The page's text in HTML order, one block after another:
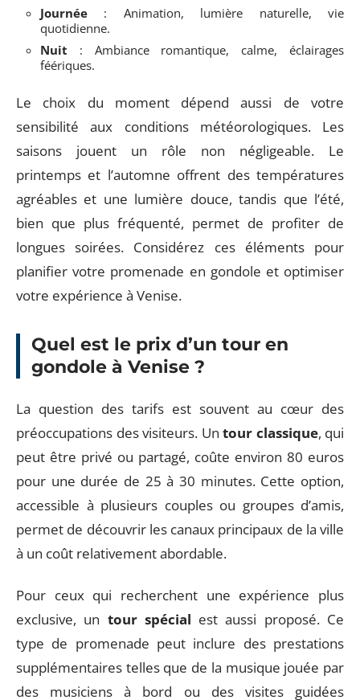
Journée : Animation, lumière naturelle, vie
quotidienne.
Nuit : Ambiance romantique, calme, éclairages
féériques.
Le choix du moment dépend aussi de votre
sensibilité aux conditions météorologiques. Les
saisons jouent un rôle non négligeable. Le
printemps et l’automne offrent des températures
agréables et une lumière douce, tandis que l’été,
bien que plus fréquenté, permet de profiter de
longues soirées. Considérez ces éléments pour
planifier votre promenade en gondole et optimiser
votre expérience à Venise.
Quel est le prix d’un tour en
gondole à Venise ?
La question des tarifs est souvent au cœur des
préoccupations des visiteurs. Un tour classique, qui
peut être privé ou partagé, coûte environ 80 euros
pour une durée de 25 à 30 minutes. Cette option,
accessible à plusieurs couples ou groupes d’amis,
permet de découvrir les canaux principaux de la ville
à un coût relativement abordable.
Pour ceux qui recherchent une expérience plus
exclusive, un tour spécial est aussi proposé. Ce
type de promenade peut inclure des prestations
supplémentaires telles que de la musique jouée par
des musiciens à bord ou des visites guidées